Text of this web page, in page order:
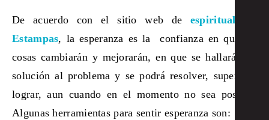
De acuerdo con el sitio web de espiritualidad
Estampas, la esperanza es la
confianza en que las
cosas cambiarán y mejorarán, en que se hallará una
solución al problema y se podrá resolver, superar y
lograr, aun cuando en el momento no sea posible.
Algunas herramientas para sentir esperanza son: